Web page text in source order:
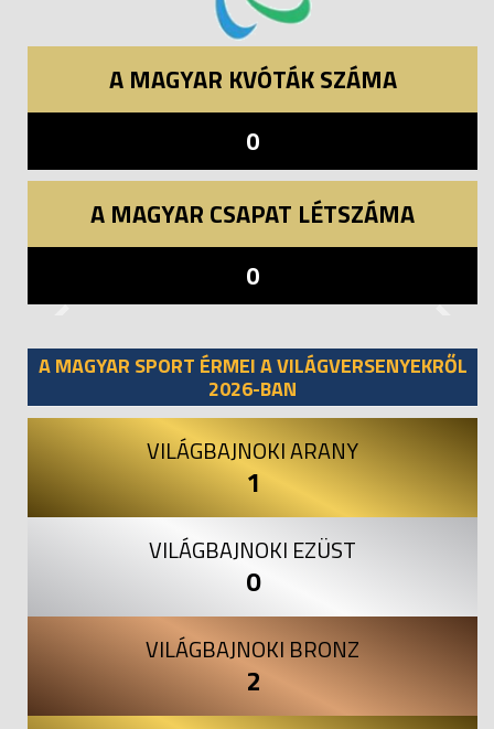
A MAGYAR KVÓTÁK SZÁMA
0
A MAGYAR CSAPAT LÉTSZÁMA
0
A MAGYAR SPORT ÉRMEI A VILÁGVERSENYEKRŐL
2026-BAN
VILÁGBAJNOKI ARANY
1
VILÁGBAJNOKI EZÜST
0
VILÁGBAJNOKI BRONZ
2